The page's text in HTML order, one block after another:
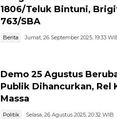
1806/Teluk Bintuni,
763/SBA
Berita Jumat, 26 September 2025, 19:33
Demo 25 Agustus
Publik Dihancurkan, Rel
Massa
Politik Selasa, 26 Agustus 2025, 20:32 WIB